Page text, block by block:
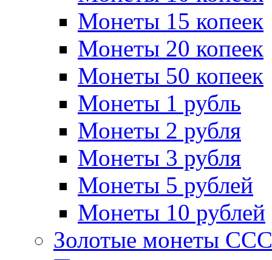
Монеты 15 копеек
Монеты 20 копеек
Монеты 50 копеек
Монеты 1 рубль
Монеты 2 рубля
Монеты 3 рубля
Монеты 5 рублей
Монеты 10 рублей
Золотые монеты